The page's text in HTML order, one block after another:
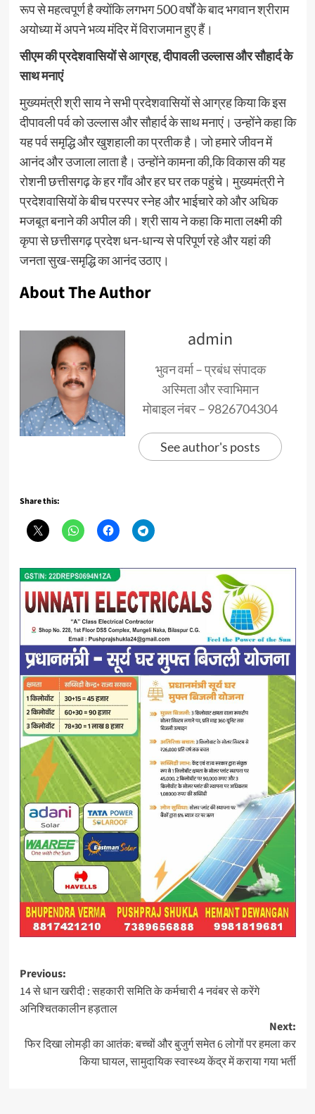
रूप से महत्वपूर्ण है क्योंकि लगभग 500 वर्षों के बाद भगवान श्रीराम
अयोध्या में अपने भव्य मंदिर में विराजमान हुए हैं।
सीएम की प्रदेशवासियों से आग्रह, दीपावली उल्लास और सौहार्द के
साथ मनाएं
मुख्यमंत्री श्री साय ने सभी प्रदेशवासियों से आग्रह किया कि इस
दीपावली पर्व को उल्लास और सौहार्द के साथ मनाएं। उन्होंने कहा कि
यह पर्व समृद्धि और खुशहाली का प्रतीक है। जो हमारे जीवन में
आनंद और उजाला लाता है। उन्होंने कामना की,कि विकास की यह
रोशनी छत्तीसगढ़ के हर गाँव और हर घर तक पहुंचे। मुख्यमंत्री ने
प्रदेशवासियों के बीच परस्पर स्नेह और भाईचारे को और अधिक
मजबूत बनाने की अपील की। श्री साय ने कहा कि माता लक्ष्मी की
कृपा से छत्तीसगढ़ प्रदेश धन-धान्य से परिपूर्ण रहे और यहां की
जनता सुख-समृद्धि का आनंद उठाए।
About The Author
admin
भुवन वर्मा – प्रबंध संपादक
अस्मिता और स्वाभिमान
मोबाइल नंबर – 9826704304
See author's posts
Share this:
Post
navigation
Previous:
14 से धान खरीदी : सहकारी समिति के कर्मचारी 4 नवंबर से करेंगे
अनिश्चितकालीन हड़ताल
Next:
फिर दिखा लोमड़ी का आतंक: बच्चों और बुजुर्ग समेत 6 लोगों पर हमला कर
किया घायल, सामुदायिक स्वास्थ्य केंद्र में कराया गया भर्ती